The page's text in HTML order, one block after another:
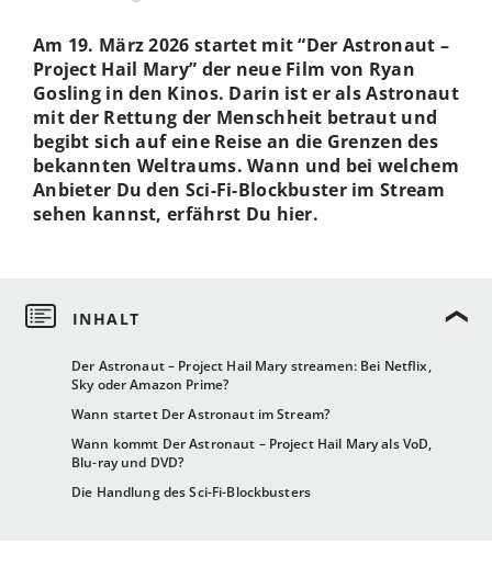
Der Astronaut – Project Hail Mary streamen: Bei Netflix,
Sky oder Amazon Prime?
Wann startet Der Astronaut im Stream?
Wann kommt Der Astronaut – Project Hail Mary als VoD,
Blu-ray und DVD?
Die Handlung des Sci-Fi-Blockbusters
Am 19. März 2026 startet mit “Der Astronaut –
Project Hail Mary” der neue Film von Ryan
Gosling in den Kinos. Darin ist er als Astronaut
mit der Rettung der Menschheit betraut und
begibt sich auf eine Reise an die Grenzen des
bekannten Weltraums. Wann und bei welchem
Anbieter Du den Sci-Fi-Blockbuster im Stream
sehen kannst, erfährst Du hier.